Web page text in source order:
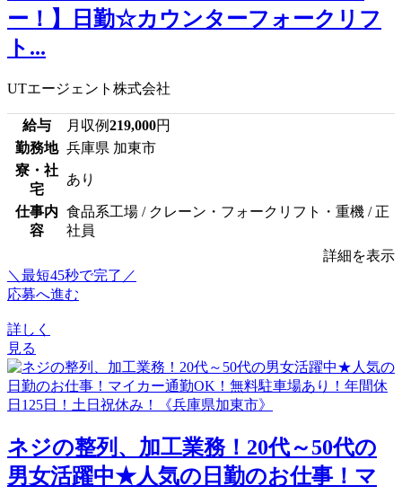
ー！】日勤☆カウンターフォークリフ
ト...
UTエージェント株式会社
給与 月収例219,000円
勤務地 兵庫県 加東市
寮・社
宅
あり
仕事内
容
食品系工場 / クレーン・フォークリフト・重機 / 正
社員
詳細を表示
＼最短45秒で完了／
応募へ進む
詳しく
見る
ネジの整列、加工業務！20代～50代の
男女活躍中★人気の日勤のお仕事！マ